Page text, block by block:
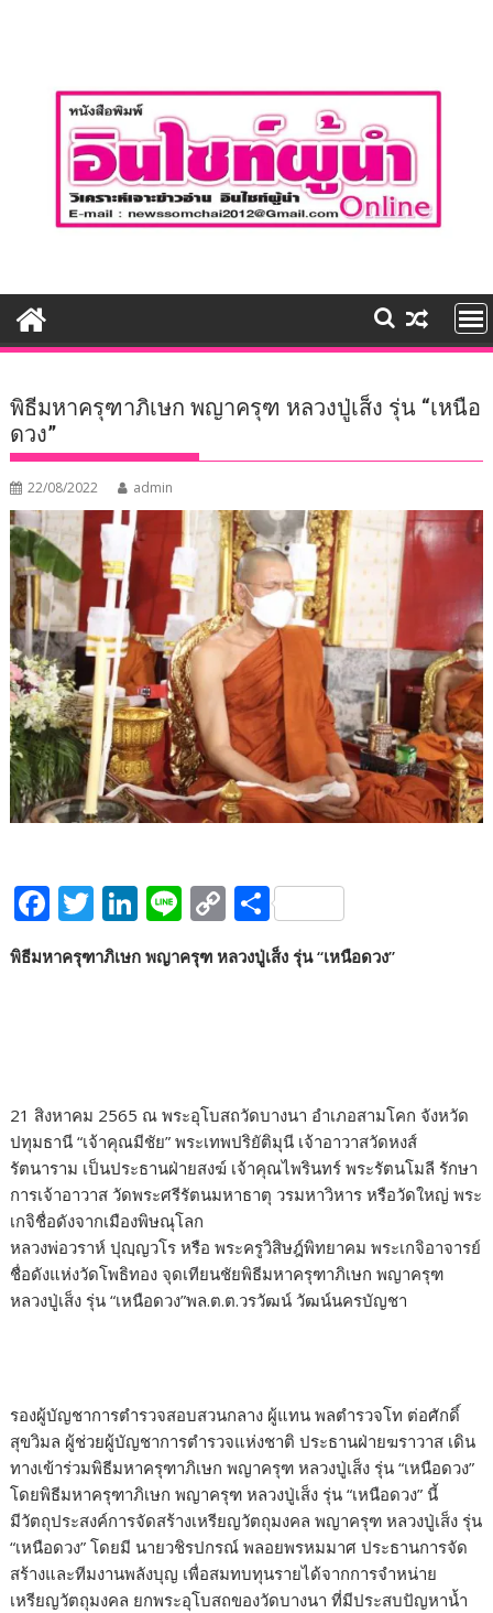
พิธีมหาครุฑาภิเษก พญาครุฑ หลวงปู่เส็ง รุ่น “เหนือ
ดวง”
22/08/2022 admin
F
e
k
T
w
itt
Li
k
Li
e
C
p
k
S
h
ar
พิธีมหาครุฑาภิเษก พญาครุฑ หลวงปู่เส็ง รุ่น “เหนือดวง”
21 สิงหาคม 2565 ณ พระอุโบสถวัดบางนา อำเภอสามโคก จังหวัด
ปทุมธานี “เจ้าคุณมีชัย” พระเทพปริยัติมุนี เจ้าอาวาสวัดหงส์
รัตนาราม เป็นประธานฝ่ายสงฆ์ เจ้าคุณไพรินทร์ พระรัตนโมลี รักษา
การเจ้าอาวาส วัดพระศรีรัตนมหาธาตุ วรมหาวิหาร หรือวัดใหญ่ พระ
เกจิชื่อดังจากเมืองพิษณุโลก
หลวงพ่อวราห์ ปุญฺญวโร หรือ พระครูวิสิษฎ์พิทยาคม พระเกจิอาจารย์
ชื่อดังแห่งวัดโพธิทอง จุดเทียนชัยพิธีมหาครุฑาภิเษก พญาครุฑ
หลวงปู่เส็ง รุ่น “เหนือดวง”พล.ต.ต.วรวัฒน์ วัฒน์นครบัญชา
รองผู้บัญชาการตำรวจสอบสวนกลาง ผู้แทน พลตำรวจโท ต่อศักดิ์
สุขวิมล ผู้ช่วยผู้บัญชาการตำรวจแห่งชาติ ประธานฝ่ายฆราวาส เดิน
ทางเข้าร่วมพิธีมหาครุฑาภิเษก พญาครุฑ หลวงปู่เส็ง รุ่น “เหนือดวง”
โดยพิธีมหาครุฑาภิเษก พญาครุฑ หลวงปู่เส็ง รุ่น “เหนือดวง” นี้
มีวัตถุประสงค์การจัดสร้างเหรียญวัตถุมงคล พญาครุฑ หลวงปู่เส็ง รุ่น
“เหนือดวง” โดยมี นายวชิรปกรณ์ พลอยพรหมมาศ ประธานการจัด
สร้างและทีมงานพลังบุญ เพื่อสมทบทุนรายได้จากการจำหน่าย
เหรียญวัตถุมงคล ยกพระอุโบสถของวัดบางนา ที่มีประสบปัญหาน้ำ